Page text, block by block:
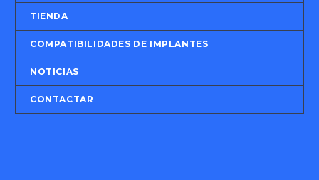
TIENDA
COMPATIBILIDADES DE IMPLANTES
NOTICIAS
CONTACTAR